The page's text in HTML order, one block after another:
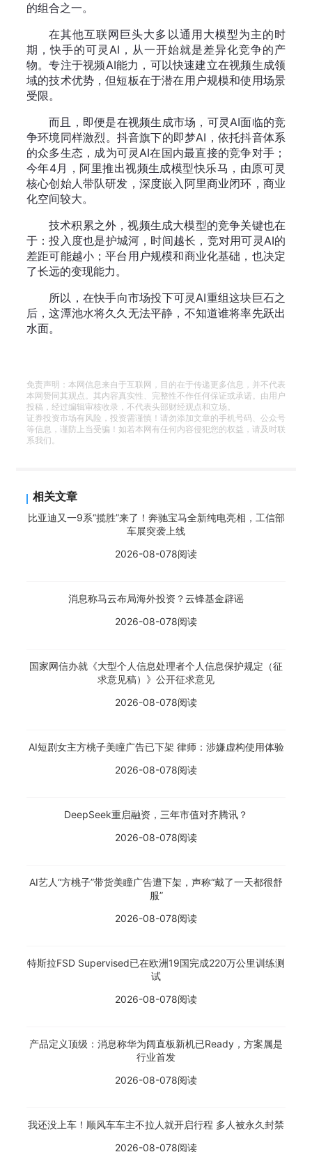
的组合之一。
在其他互联网巨头大多以通用大模型为主的时
期，快手的可灵AI，从一开始就是差异化竞争的产
物。专注于视频AI能力，可以快速建立在视频生成领
域的技术优势，但短板在于潜在用户规模和使用场景
受限。
而且，即便是在视频生成市场，可灵AI面临的竞
争环境同样激烈。抖音旗下的即梦AI，依托抖音体系
的众多生态，成为可灵AI在国内最直接的竞争对手；
今年4月，阿里推出视频生成模型快乐马，由原可灵
核心创始人带队研发，深度嵌入阿里商业闭环，商业
化空间较大。
技术积累之外，视频生成大模型的竞争关键也在
于：投入度也是护城河，时间越长，竞对用可灵AI的
差距可能越小；平台用户规模和商业化基础，也决定
了长远的变现能力。
所以，在快手向市场投下可灵AI重组这块巨石之
后，这潭池水将久久无法平静，不知道谁将率先跃出
水面。
免责声明：本网信息来自于互联网，目的在于传递更多信息，并不代表
本网赞同其观点。其内容真实性、完整性不作任何保证或承诺。由用户
投稿，经过编辑审核收录，不代表头部财经观点和立场。
证券投资市场有风险，投资需谨慎！请勿添加文章的手机号码、公众号
等信息，谨防上当受骗！如若本网有任何内容侵犯您的权益，请及时联
系我们。
相关文章
比亚迪又一9系“揽胜”来了！奔驰宝马全新纯电亮相，工信部
车展突袭上线
2026-08-078阅读
消息称马云布局海外投资？云锋基金辟谣
2026-08-078阅读
国家网信办就《大型个人信息处理者个人信息保护规定（征
求意见稿）》公开征求意见
2026-08-078阅读
AI短剧女主方桃子美瞳广告已下架 律师：涉嫌虚构使用体验
2026-08-078阅读
DeepSeek重启融资，三年市值对齐腾讯？
2026-08-078阅读
AI艺人“方桃子”带货美瞳广告遭下架，声称“戴了一天都很舒
服”
2026-08-078阅读
特斯拉FSD Supervised已在欧洲19国完成220万公里训练测
试
2026-08-078阅读
产品定义顶级：消息称华为阔直板新机已Ready，方案属是
行业首发
2026-08-078阅读
我还没上车！顺风车车主不拉人就开启行程 多人被永久封禁
2026-08-078阅读